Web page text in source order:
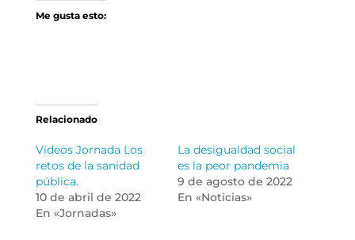
Me gusta esto:
Relacionado
Vídeos Jornada Los
retos de la sanidad
pública.
10 de abril de 2022
En «Jornadas»
La desigualdad social
es la peor pandemia
9 de agosto de 2022
En «Noticias»